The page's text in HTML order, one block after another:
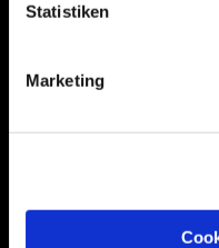
Statistiken
Marketing
Bitte akzeptieren